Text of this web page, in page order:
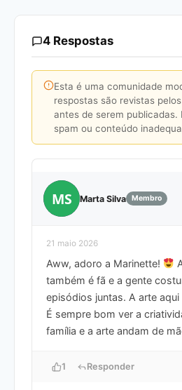
4 Respostas
Esta é uma comunidade
respostas são revistas
antes de serem publicadas.
spam ou conteúdo
MS Marta Silva Membro
21 maio 2026
Aww, adoro a Marinette!
também é fã e a gente
episódios juntas. A arte
É sempre bom ver a
família e a arte andam de
1 Responder